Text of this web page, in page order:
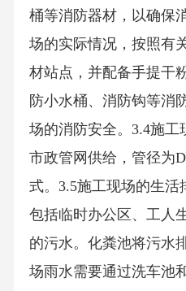
桶等消防器材，以确保
场的实际情况，按照有
材站点，并配备手提干
防小水桶、消防钩等消
场的消防安全。3.4施工
市政管网供给，管径为
式。3.5施工现场的生活
包括临时办公区、工人
的污水。化粪池将污水
场雨水需要通过洗车池